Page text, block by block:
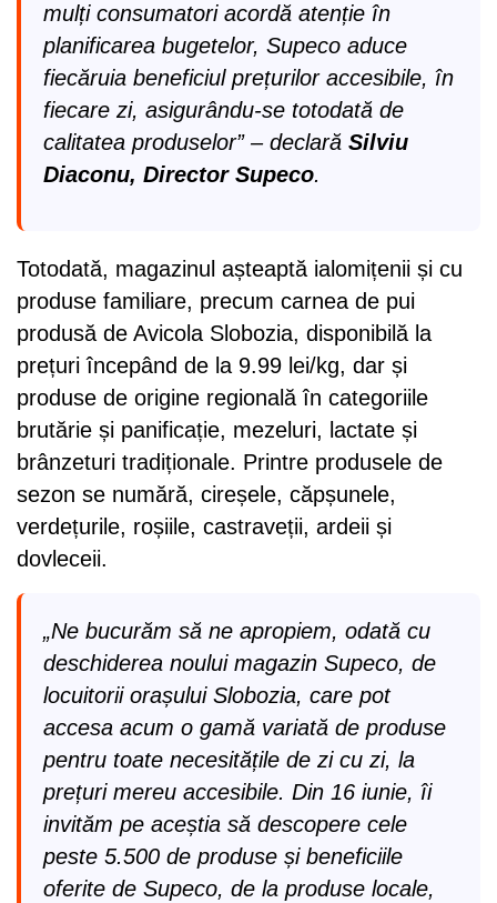
mulți consumatori acordă atenție în
planificarea bugetelor, Supeco aduce
fiecăruia beneficiul prețurilor accesibile, în
fiecare zi, asigurându-se totodată de
calitatea produselor” – declară Silviu
Diaconu, Director Supeco.
Totodată, magazinul așteaptă ialomițenii și cu
produse familiare, precum carnea de pui
produsă de Avicola Slobozia, disponibilă la
prețuri începând de la 9.99 lei/kg, dar și
produse de origine regională în categoriile
brutărie și panificație, mezeluri, lactate și
brânzeturi tradiționale. Printre produsele de
sezon se numără, cireșele, căpșunele,
verdețurile, roșiile, castraveții, ardeii și
dovleceii.
„Ne bucurăm să ne apropiem, odată cu
deschiderea noului magazin Supeco, de
locuitorii orașului Slobozia, care pot
accesa acum o gamă variată de produse
pentru toate necesitățile de zi cu zi, la
prețuri mereu accesibile. Din 16 iunie, îi
invităm pe aceștia să descopere cele
peste 5.500 de produse și beneficiile
oferite de Supeco, de la produse locale,